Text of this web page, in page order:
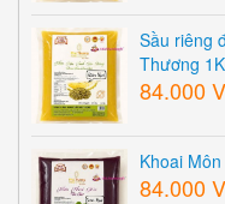
Sầu riêng
Thương
84.000
Khoai
84.000